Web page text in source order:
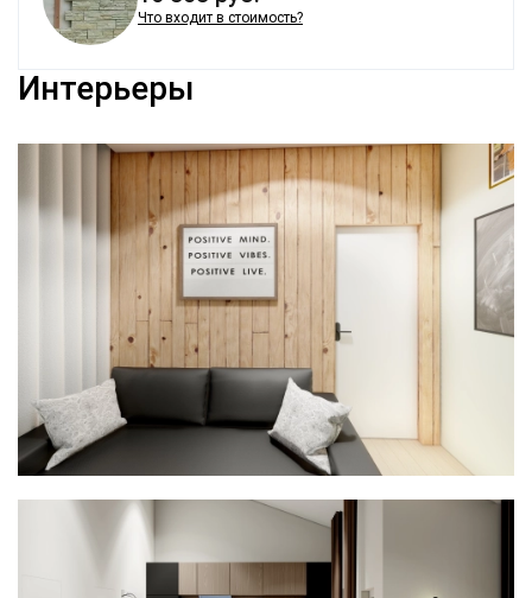
Что входит в стоимость?
Интерьеры